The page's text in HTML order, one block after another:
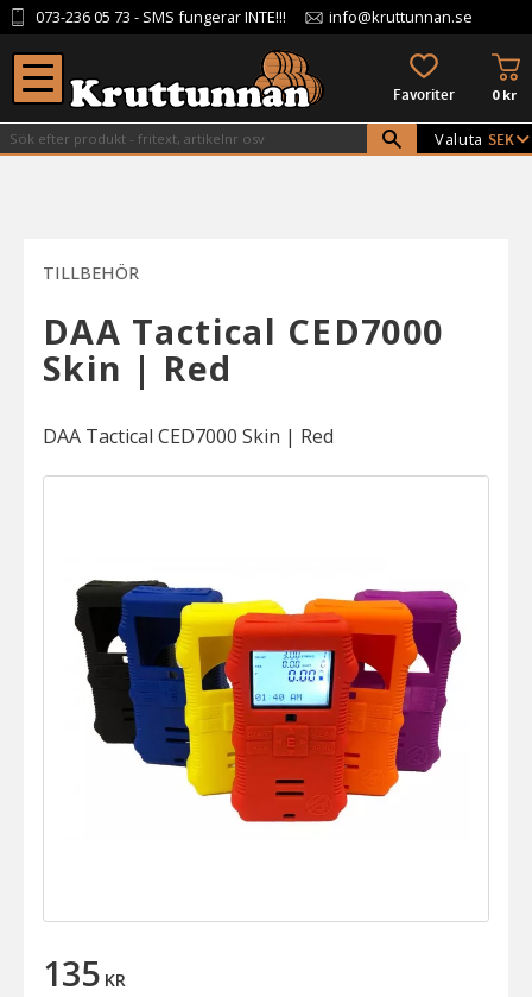
Meny
073-236 05 73 - SMS fungerar INTE!!! info@kruttunnan.se
FAVORITER 0kr
Valuta
TILLBEHÖR
DAA Tactical CED7000
Skin | Red
DAA Tactical CED7000 Skin | Red
135 KR